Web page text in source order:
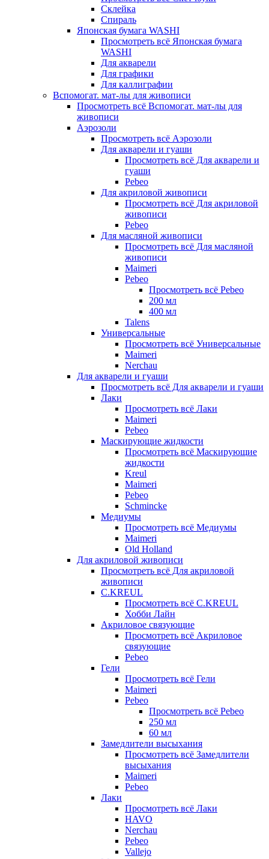
Склейка
Спираль
Японская бумага WASHI
Просмотреть всё Японская бумага
WASHI
Для акварели
Для графики
Для каллиграфии
Вспомогат. мат-лы для живописи
Просмотреть всё Вспомогат. мат-лы для
живописи
Аэрозоли
Просмотреть всё Аэрозоли
Для акварели и гуаши
Просмотреть всё Для акварели и
гуаши
Pebeo
Для акриловой живописи
Просмотреть всё Для акриловой
живописи
Pebeo
Для масляной живописи
Просмотреть всё Для масляной
живописи
Maimeri
Pebeo
Просмотреть всё Pebeo
200 мл
400 мл
Talens
Универсальные
Просмотреть всё Универсальные
Maimeri
Nerchau
Для акварели и гуаши
Просмотреть всё Для акварели и гуаши
Лаки
Просмотреть всё Лаки
Maimeri
Pebeo
Маскирующие жидкости
Просмотреть всё Маскирующие
жидкости
Kreul
Maimeri
Pebeo
Schmincke
Медиумы
Просмотреть всё Медиумы
Maimeri
Old Holland
Для акриловой живописи
Просмотреть всё Для акриловой
живописи
C.KREUL
Просмотреть всё C.KREUL
Хобби Лайн
Акриловое связующие
Просмотреть всё Акриловое
связующие
Pebeo
Гели
Просмотреть всё Гели
Maimeri
Pebeo
Просмотреть всё Pebeo
250 мл
60 мл
Замедлители высыхания
Просмотреть всё Замедлители
высыхания
Maimeri
Pebeo
Лаки
Просмотреть всё Лаки
HAVO
Nerchau
Pebeo
Vallejo